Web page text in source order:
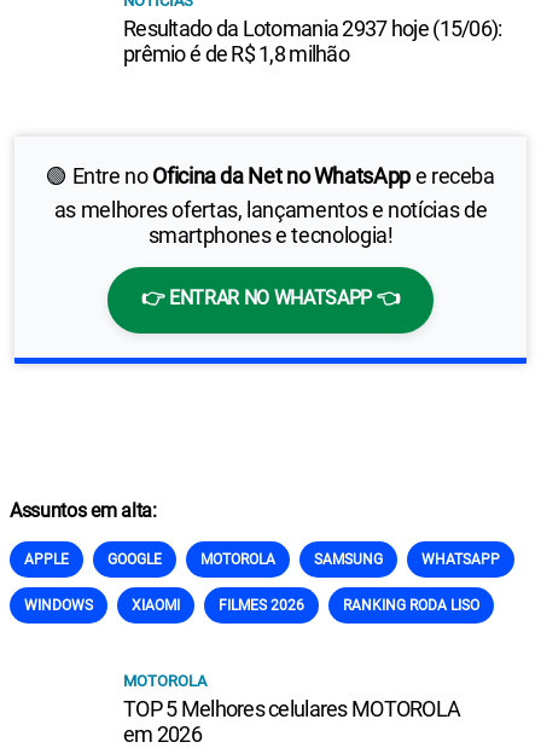
🟢 Entre noOficina da Net no WhatsAppe receba
as melhores ofertas, lançamentos e notícias de
smartphones e tecnologia!
👉 ENTRAR NO WHATSAPP 👈
Resultado da Lotomania 2937 hoje (15/06):
prêmio é de R$ 1,8 milhão
Assuntos em alta:
APPLE GOOGLE MOTOROLA SAMSUNG WHATSAPP
WINDOWS XIAOMI FILMES 2026 RANKING RODA LISO
MOTOROLA
TOP 5 Melhores celulares MOTOROLA
em 2026